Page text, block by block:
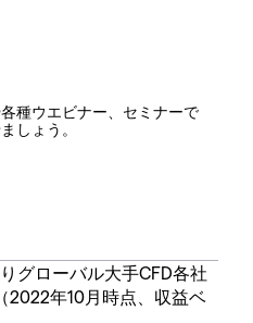
種ウエビナー、セミナーで
しょう。
グローバル大手CFD各社
2022年10月時点、収益ベ